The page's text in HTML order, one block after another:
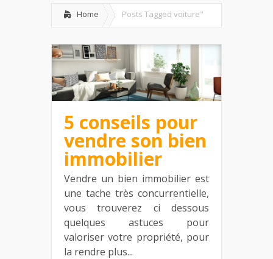
Home Posts Tagged voiture"
5 conseils pour
vendre son bien
immobilier
Vendre un bien immobilier est
une tache très concurrentielle,
vous trouverez ci dessous
quelques astuces pour
valoriser votre propriété, pour
la rendre plus...